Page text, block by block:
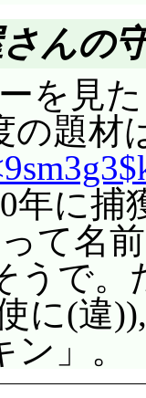
いし,
香が
く身
たと
った
なく
昂し
分は
負に
ら, ま
ませ
た」
よう
込ん
ルン
。……
いか?
, 実際
当に
では
内で
んの
を見
の題材
年に捕
て名
うで。
に(違
」。